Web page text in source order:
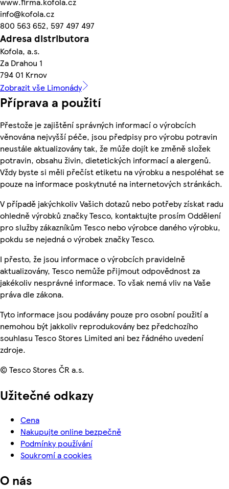
info@kofola.cz
800 563 652, 597 497 497
Adresa distributora
Kofola, a.s.
Za Drahou 1
794 01 Krnov
Zobrazit vše Limonády
Příprava a použití
Přestože je zajištění správných informací o výrobcích
věnována nejvyšší péče, jsou předpisy pro výrobu potravin
neustále aktualizovány tak, že může dojít ke změně složek
potravin, obsahu živin, dietetických informací a alergenů.
Vždy byste si měli přečíst etiketu na výrobku a nespoléhat se
pouze na informace poskytnuté na internetových stránkách.
V případě jakýchkoliv Vašich dotazů nebo potřeby získat radu
ohledně výrobků značky Tesco, kontaktujte prosím Oddělení
pro služby zákazníkům Tesco nebo výrobce daného výrobku,
pokdu se nejedná o výrobek značky Tesco.
I přesto, že jsou informace o výrobcích pravidelně
aktualizovány, Tesco nemůže přijmout odpovědnost za
jakékoliv nesprávné informace. To však nemá vliv na Vaše
práva dle zákona.
Tyto informace jsou podávány pouze pro osobní použití a
nemohou být jakkoliv reprodukovány bez předchozího
souhlasu Tesco Stores Limited ani bez řádného uvedení
zdroje.
© Tesco Stores ČR a.s.
Užitečné odkazy
Cena
Nakupujte online bezpečně
Podmínky používání
Soukromí a cookies
O nás